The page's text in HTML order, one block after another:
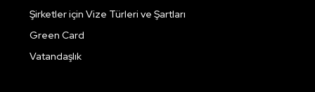
Şirketler için Vize Türleri ve Şartları
Green Card
Vatandaşlık